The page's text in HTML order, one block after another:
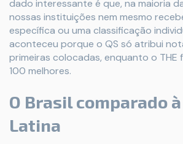
dado interessante é que, na maioria
nossas instituições nem mesmo
específica ou uma classificação
aconteceu porque o QS só atribui
primeiras colocadas, enquanto o THE
100 melhores.
O Brasil comparado
Latina